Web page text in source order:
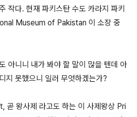
작다. 현재 파키스탄 수도 카라지 파키
Museum of Pakistan 이 소장 중
아니니 내가 봐야 할 말이 많을 텐데 아
지 못했으니 일러 무엇하겠는가?
곧 왕사제 라고도 하는 이 사제왕상 Pri